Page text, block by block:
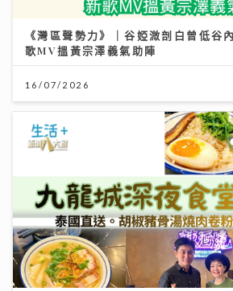
《灣區聲勢力》｜谷婭溦剖白曾低谷
歌MV搵黃宗澤義氣助陣
16/07/2026